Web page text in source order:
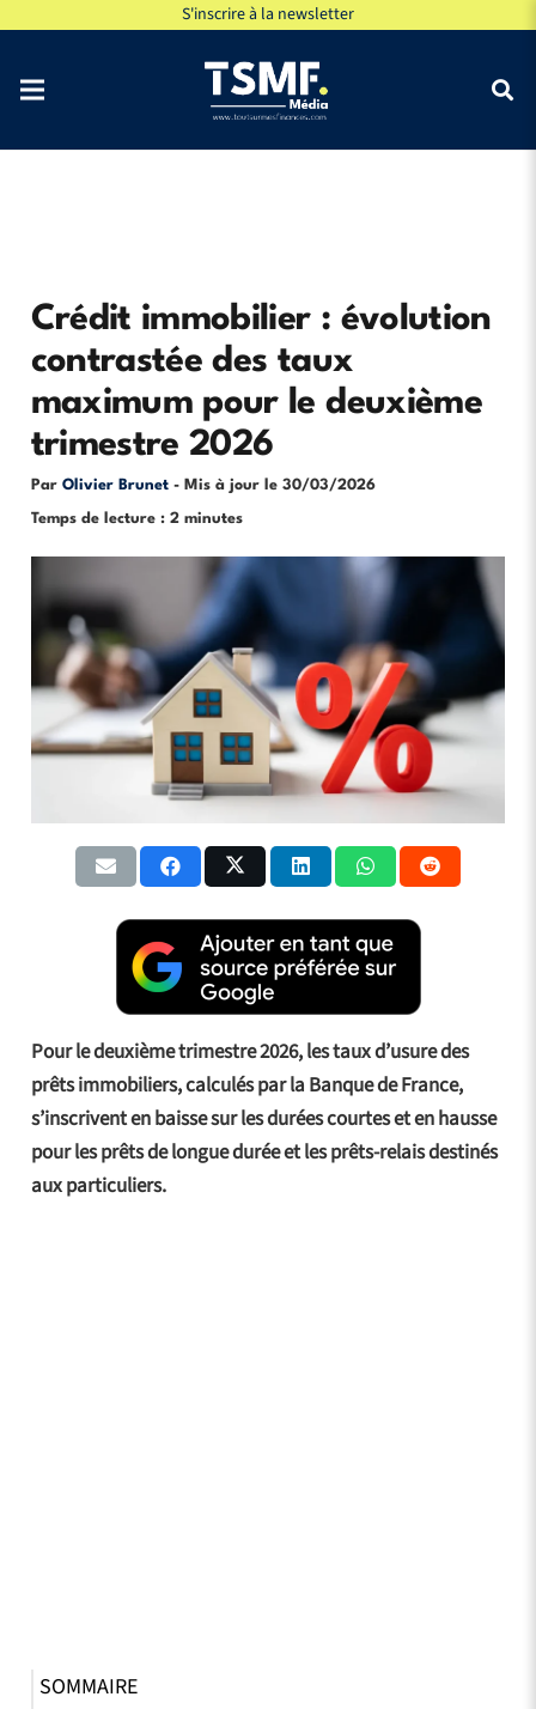
S'inscrire à la newsletter
Crédit immobilier : évolution
contrastée des taux
maximum pour le deuxième
trimestre 2026
Par Olivier Brunet - Mis à jour le 30/03/2026
Temps de lecture : 2 minutes
Pour le deuxième trimestre 2026, les taux d’usure des
prêts immobiliers, calculés par la Banque de France,
s’inscrivent en baisse sur les durées courtes et en hausse
pour les prêts de longue durée et les prêts-relais destinés
aux particuliers.
SOMMAIRE